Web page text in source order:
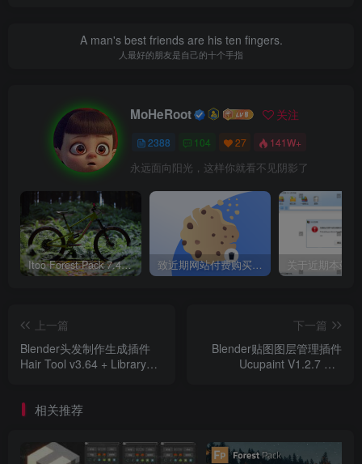
A man's best friends are his ten fingers.
人最好的朋友是自己的十个手指
MoHeRoot 关注
2388 104 27 141W+
永远面向阳光，这样你就看不见阴影了
Itoo Forest Pack 7.4.20 森林插件 For 3DSMAX 2014 ~ 2023 汉化永久版 致近期网站付费购买资源及会员用户后，网页显示依然没有购买解决方法！
上一篇
Blender头发制作生成插件
Hair Tool v3.64 + Library预
下一篇
Blender贴图图层管理插件
Ucupaint V1.2.7 For
相关推荐